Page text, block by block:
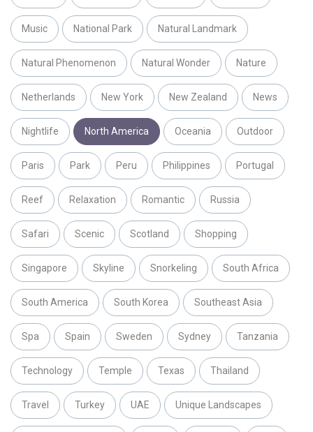
Music National Park Natural Landmark
Natural Phenomenon Natural Wonder Nature
Netherlands New York New Zealand News
Nightlife North America Oceania Outdoor
Paris Park Peru Philippines Portugal
Reef Relaxation Romantic Russia
Safari Scenic Scotland Shopping
Singapore Skyline Snorkeling South Africa
South America South Korea Southeast Asia
Spa Spain Sweden Sydney Tanzania
Technology Temple Texas Thailand
Travel Turkey UAE Unique Landscapes